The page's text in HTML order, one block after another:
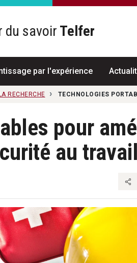
du savoir Telfer
par l'expérience
RECHERCHE TECHNOLOGIES
pour
au travail